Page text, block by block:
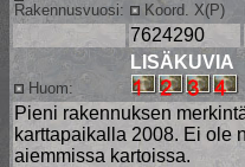
Rakennusvuosi: Koord. X(P)
7624290
Huom:
LISÄKUVIA
Pieni rakennuksen
karttapaikalla 2008. Ei ole
aiemmissa kartoissa.